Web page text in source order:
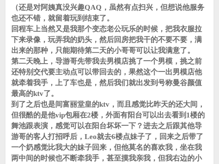
（还是对阿姨真没兴趣QAQ，虽然有点扫兴，但想说他服务
也还不错，就留着玩到结束了。
回程车上当然又是我那个变态老公玩乐的时候，把我衣服拉
下来录像，玩弄我的奶头，然后回房把我干的不要不要，满
出来的那种，只能期待第二天的小哥哥可以让我满意了。
第二天晚上，导游哥先带我去男模店挑了一个男模，挑之前
还特别交代要主动点可以带回去的，果然这个一出男模店他
就牵着我手，上了车也是，然后我们就出发到号称曼谷颜值
最高的ktv了。
到了之后也是间富丽堂皇的ktv，而且感觉比昨天的还大间，
但很酷的是他vip包厢在2楼，外面有阳台可以出去看到1楼的
舞池跟表演，感觉可以在阳台坏坏一下？进去之后跟其他导
游哥的客人打招呼后，Leo就去6楼点妹子了，回来之后带了
一个奶感觉比我大的妹子回来，但他莫名的喜欢我，坐在我
两中间的时候也不断牵我手，甚至摸我亲我，但我右边的小